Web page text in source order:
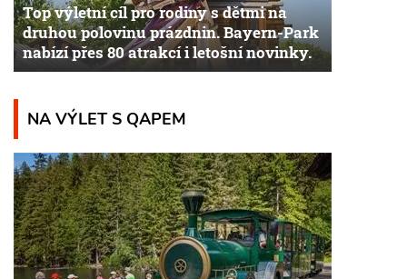
Top výletní cíl pro rodiny s dětmi na
druhou polovinu prázdnin. Bayern-Park
nabízí přes 80 atrakcí i letošní novinky.
NA VÝLET S QAPEM